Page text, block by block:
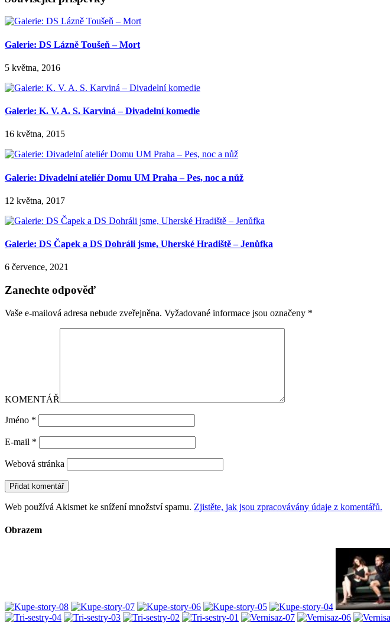
Galerie: DS Lázně Toušeň – Mort
5 května, 2016
Galerie: K. V. A. S. Karviná – Divadelní komedie
16 května, 2015
Galerie: Divadelní ateliér Domu UM Praha – Pes, noc a nůž
12 května, 2017
Galerie: DS Čapek a DS Dohráli jsme, Uherské Hradiště – Jenůfka
6 července, 2021
Zanechte odpověď
Vaše e-mailová adresa nebude zveřejněna. Vyžadované informace jsou označeny *
KOMENTÁŘ
Jméno *
E-mail *
Webová stránka
Web používá Akismet ke snížení množství spamu. Zjistěte, jak jsou zpracovávány údaje z komentářů.
Obrazem